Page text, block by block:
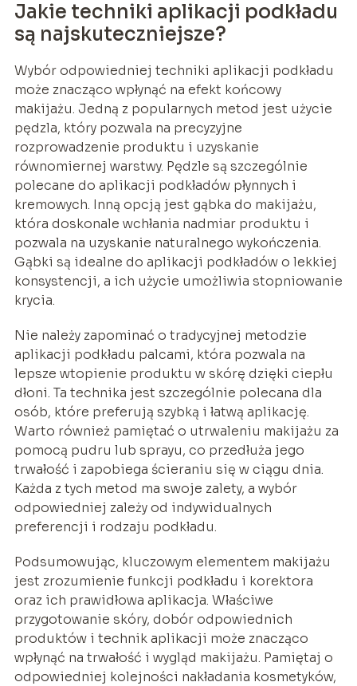
Jakie techniki aplikacji podkładu
są najskuteczniejsze?
Wybór odpowiedniej techniki aplikacji podkładu
może znacząco wpłynąć na efekt końcowy
makijażu. Jedną z popularnych metod jest użycie
pędzla, który pozwala na precyzyjne
rozprowadzenie produktu i uzyskanie
równomiernej warstwy. Pędzle są szczególnie
polecane do aplikacji podkładów płynnych i
kremowych. Inną opcją jest gąbka do makijażu,
która doskonale wchłania nadmiar produktu i
pozwala na uzyskanie naturalnego wykończenia.
Gąbki są idealne do aplikacji podkładów o lekkiej
konsystencji, a ich użycie umożliwia stopniowanie
krycia.
Nie należy zapominać o tradycyjnej metodzie
aplikacji podkładu palcami, która pozwala na
lepsze wtopienie produktu w skórę dzięki ciepłu
dłoni. Ta technika jest szczególnie polecana dla
osób, które preferują szybką i łatwą aplikację.
Warto również pamiętać o utrwaleniu makijażu za
pomocą pudru lub sprayu, co przedłuża jego
trwałość i zapobiega ścieraniu się w ciągu dnia.
Każda z tych metod ma swoje zalety, a wybór
odpowiedniej zależy od indywidualnych
preferencji i rodzaju podkładu.
Podsumowując, kluczowym elementem makijażu
jest zrozumienie funkcji podkładu i korektora
oraz ich prawidłowa aplikacja. Właściwe
przygotowanie skóry, dobór odpowiednich
produktów i technik aplikacji może znacząco
wpłynąć na trwałość i wygląd makijażu. Pamiętaj o
odpowiedniej kolejności nakładania kosmetyków,